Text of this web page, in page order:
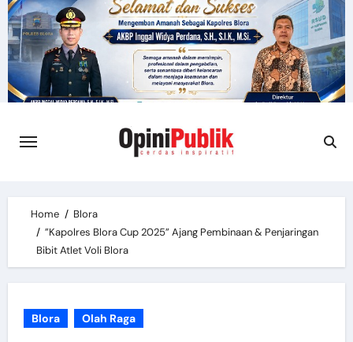
Skip
to
content
Home
Blora
”Kapolres Blora Cup 2025” Ajang Pembinaan & Penjaringan
Bibit Atlet Voli Blora
Blora Olah Raga